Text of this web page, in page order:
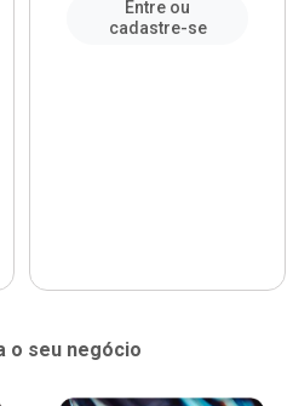
Entre ou
cadastre-se
o seu negócio